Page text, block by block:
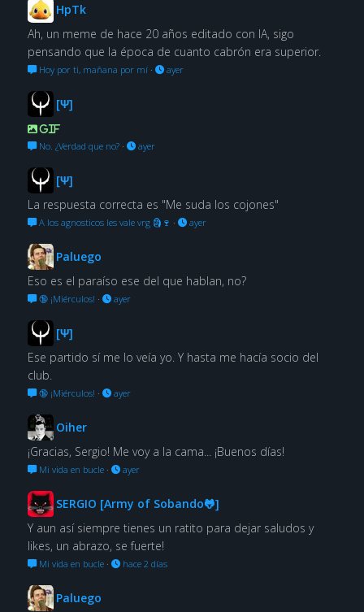
HpTk
Ah, un meme de hace 20 años editado con IA, sigo
pensando que la época de cuanto cabrón era superior.
Hoy por ti, mañana por mí· ayer
[Ψ]
GIF
No. ¿Verdad que no?· ayer
[Ψ]
La respuesta correcta es "Me suda los cojones"
A los agnosticos les vale vrg 🗿🍷 · ayer
Paluego
Eso es el paraíso ese del que hablan, no?
🔞 ¡Miérculos! · ayer
[Ψ]
Ese partido sí me lo veía yo. Y hasta me hacía socio del
club.
🔞 ¡Miérculos! · ayer
Oiher
¡Gracias, Sergio! Me voy a la cama... ¡Buenos días!
Mi vida en bucle· ayer
SERGIO [Army of Sobando🐸]
Y aun así siempre tienes un ratito para dejar saludos y
likes, un abrazo, se fuerte!
Mi vida en bucle· hace 2 días
Paluego